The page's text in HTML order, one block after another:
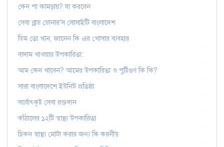
কেন পা কামড়ায়? যা করবেন
সেবা ব্লাড ডোনার'স সোসাইটি বাংলাদেশ
ডিম তো খান, জানেন কি এর খোসার ব্যবহার
বাদাম খাওয়ার উপকারিতা:
আম কেন খাবেন? আমের উপকারিতা ও পুষ্টিগুণ কি কি?
সারা বাংলাদেশে ইউনিট প্রতিষ্ঠা
সর্বোৎকৃষ্ট সেবা রক্তদান
কাঁঠালের ১২টি স্বাস্থ্য উপকারিতা
চিকন স্বাস্থ্য মোটা করার জন্য কি করনীয়